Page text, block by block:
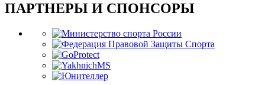
ПАРТНЕРЫ И СПОНСОРЫ